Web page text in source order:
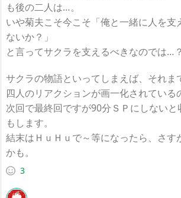
も後の二人は…。
いや菊夫こそ今こそ「俺と一緒に人を支
ないか？」
と言ってサクラを支えるべきなのでは…？
サクラの物語といってしまえば、それま
四人のリアクションが画一化されている
次回で最終回ですが90分ＳＰにしない
もします。
結末はＨｕＨｕで～等になったら、さす
かも。
3